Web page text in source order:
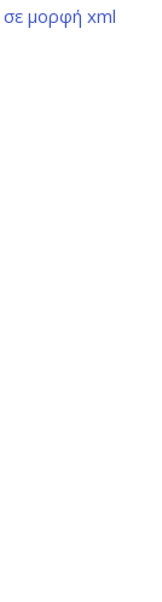
μορφή xml